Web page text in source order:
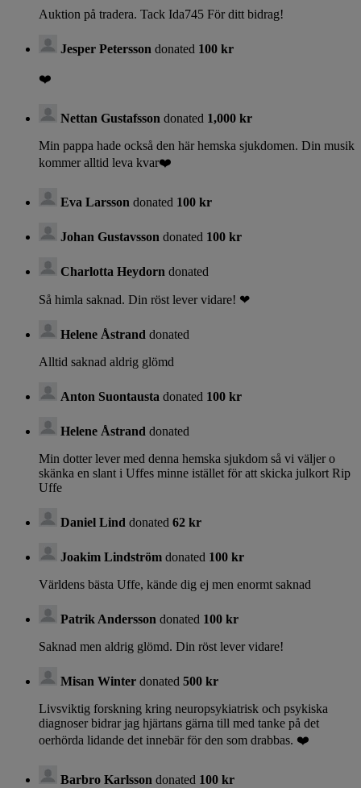
Auktion på tradera. Tack Ida745 För ditt bidrag!
Jesper Petersson donated 100 kr
❤️
Nettan Gustafsson donated 1,000 kr
Min pappa hade också den här hemska sjukdomen. Din musik
kommer alltid leva kvar❤️
Eva Larsson donated 100 kr
Johan Gustavsson donated 100 kr
Charlotta Heydorn donated
Så himla saknad. Din röst lever vidare! ❤
Helene Åstrand donated
Alltid saknad aldrig glömd
Anton Suontausta donated 100 kr
Helene Åstrand donated
Min dotter lever med denna hemska sjukdom så vi väljer o
skänka en slant i Uffes minne istället för att skicka julkort Rip
Uffe
Daniel Lind donated 62 kr
Joakim Lindström donated 100 kr
Världens bästa Uffe, kände dig ej men enormt saknad
Patrik Andersson donated 100 kr
Saknad men aldrig glömd. Din röst lever vidare!
Misan Winter donated 500 kr
Livsviktig forskning kring neuropsykiatrisk och psykiska
diagnoser bidrar jag hjärtans gärna till med tanke på det
oerhörda lidande det innebär för den som drabbas. ❤️
Barbro Karlsson donated 100 kr